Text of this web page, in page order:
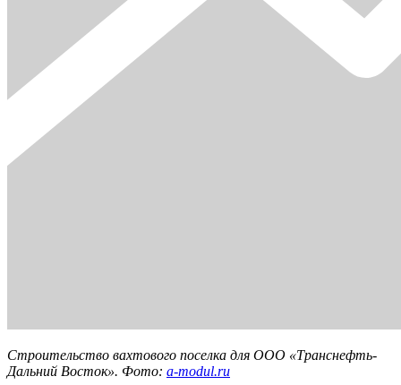
Строительство вахтового поселка для ООО «Транснефть-
Дальний Восток». Фото: a-modul.ru